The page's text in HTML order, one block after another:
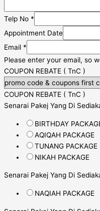
Telp No *
Appointment Date
Email *
Please enter your email, so
COUPON REBATE ( TnC )
COUPON REBATE ( TnC )
Senarai Pakej Yang Di
BIRTHDAY
AQIQAH PACKAGE
TUNANG PACKAGE
NIKAH PACKAGE
Senarai Pakej Yang Di
NAQIAH PACKAGE